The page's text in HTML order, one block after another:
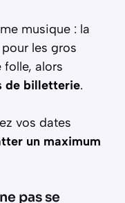
musique : la
les gros
alors
de billetterie.
vos dates
un maximum
pas se